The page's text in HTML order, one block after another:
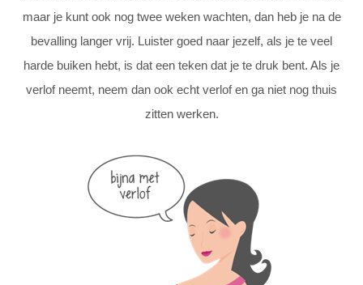
maar je kunt ook nog twee weken wachten, dan heb je na de
bevalling langer vrij. Luister goed naar jezelf, als je te veel
harde buiken hebt, is dat een teken dat je te druk bent. Als je
verlof neemt, neem dan ook echt verlof en ga niet nog thuis
zitten werken.